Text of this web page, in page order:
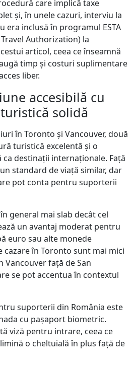
care implică taxe
și, în unele cazuri, interviu la
era inclusă în programul ESTA
Authorization) la
articol, ceea ce înseamnă
timp și costuri suplimentare
liber.
accesibilă cu
solidă
în Toronto și Vancouver, două
turistică excelentă și o
destinații internaționale. Față
standard de viață similar, dar
pot conta pentru suporterii
general mai slab decât cel
un avantaj moderat pentru
euro sau alte monede
cazare în Toronto sunt mai mici
Vancouver față de San
se pot accentua în contextul
suporterii din România este
cu pașaport biometric.
viză pentru intrare, ceea ce
o cheltuială în plus față de